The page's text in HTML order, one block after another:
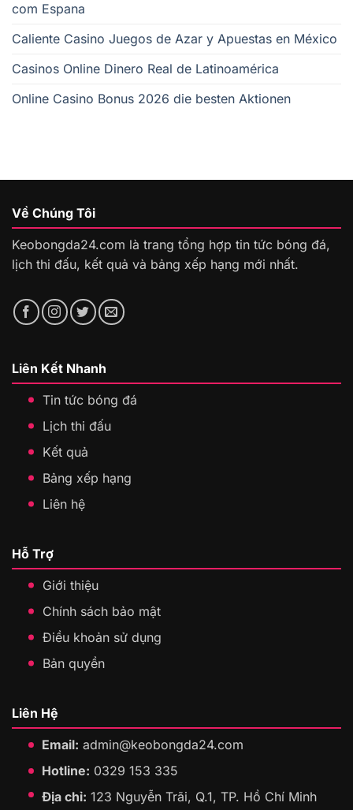
com Espana
Caliente Casino Juegos de Azar y Apuestas en México
Casinos Online Dinero Real de Latinoamérica
Online Casino Bonus 2026 die besten Aktionen
Về Chúng Tôi
Keobongda24.com là trang tổng hợp tin tức bóng đá,
lịch thi đấu, kết quả và bảng xếp hạng mới nhất.
Liên Kết Nhanh
Tin tức bóng đá
Lịch thi đấu
Kết quả
Bảng xếp hạng
Liên hệ
Hỗ Trợ
Giới thiệu
Chính sách bảo mật
Điều khoản sử dụng
Bản quyền
Liên Hệ
Email: admin@keobongda24.com
Hotline: 0329 153 335
Địa chỉ: 123 Nguyễn Trãi, Q.1, TP. Hồ Chí Minh